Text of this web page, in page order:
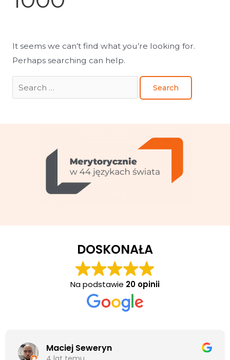
It seems we can’t find what you’re looking for.
Perhaps searching can help.
DOSKONAŁA
Na podstawie 20 opinii
Maciej Seweryn